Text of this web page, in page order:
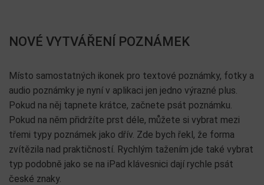
NOVÉ VYTVÁŘENÍ POZNÁMEK
Místo samostatných ikonek pro textové poznámky, fotky a
audio poznámky je nyní v aplikaci jen jedno výrazné plus.
Pokud na něj tapnete krátce, začnete psát poznámku.
Pokud na něm přidržíte prst déle, můžete si vybrat mezi
třemi typy poznámek jako dřív. Zde bych řekl, že forma
zvítězila nad praktičností. Rychlým tažením jde také vybrat
typ podobně jako se na iPad klávesnici dají rychle psát
české znaky.